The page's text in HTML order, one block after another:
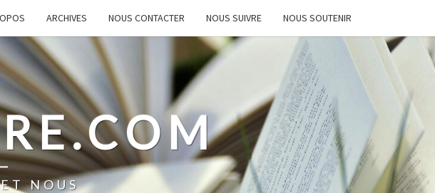
ARCHIVES NOUS CONTACTER NOUS SUIVRE NOUS SOUTENIR
NOUS